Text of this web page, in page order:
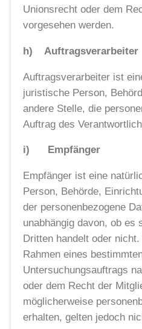
Unionsrecht oder dem
vorgesehen werden.
h) Auftragsverarbeiter
Auftragsverarbeiter ist
juristische Person,
andere Stelle, die
Auftrag des
i) Empfänger
Empfänger ist eine
Person, Behörde,
der personenbezogene
unabhängig davon, ob es
Dritten handelt oder
Rahmen eines
Untersuchungsauftrags
oder dem Recht der
möglicherweise
erhalten, gelten jedoch